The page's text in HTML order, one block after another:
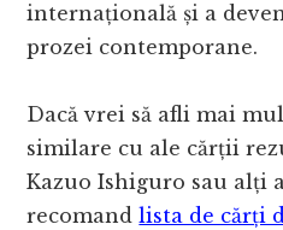
internațională și a
prozei contemporane.
Dacă vrei să afli mai
similare cu ale cărții
Kazuo Ishiguro sau
recomandlista de cărți